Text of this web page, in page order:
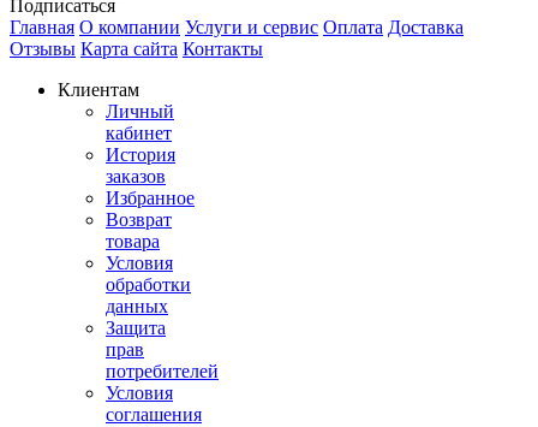
Подписаться
Главная О компании Услуги и сервис Оплата Доставка
Отзывы Карта сайта Контакты
Клиентам
Личный
кабинет
История
заказов
Избранное
Возврат
товара
Условия
обработки
данных
Защита
прав
потребителей
Условия
соглашения